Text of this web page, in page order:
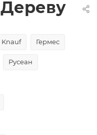
Knauf Гермес
Русеан